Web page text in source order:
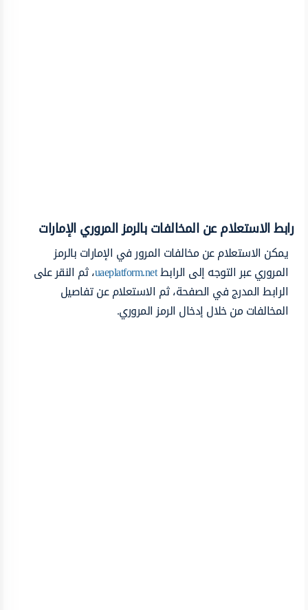
رابط الاستعلام عن المخالفات بالرمز المروري الإمارات
يمكن الاستعلام عن مخالفات المرور في الإمارات بالرمز
المروري عبر التوجه إلى الرابطuaeplatform.net، ثم النقر على
الرابط المدرج في الصفحة، ثم الاستعلام عن تفاصيل
المخالفات من خلال إدخال الرمز المروري.